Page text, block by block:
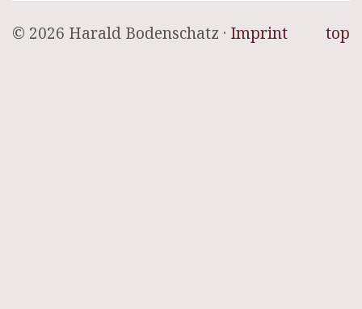
top
© 2026 Harald Bodenschatz · Imprint